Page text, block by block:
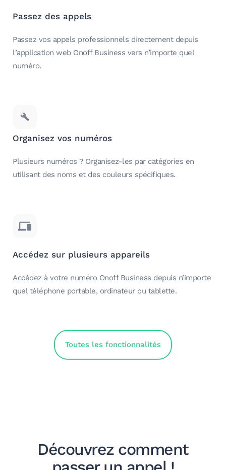
Passez des appels
Passez vos appels professionnels directement depuis
l’application web Onoff Business vers n’importe quel
numéro.
Organisez vos numéros
Plusieurs numéros ? Organisez-les par catégories en
utilisant des noms et des couleurs spécifiques.
Accédez sur plusieurs appareils
Accédez à votre numéro Onoff Business depuis n’importe
quel téléphone portable, ordinateur ou tablette.
Toutes les fonctionnalités
Découvrez comment